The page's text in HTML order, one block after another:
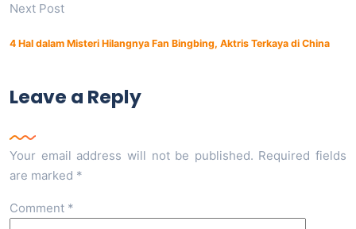
Next Post
4 Hal dalam Misteri Hilangnya Fan Bingbing, Aktris Terkaya di China
Leave a Reply
Your email address will not be published. Required fields
are marked *
Comment *